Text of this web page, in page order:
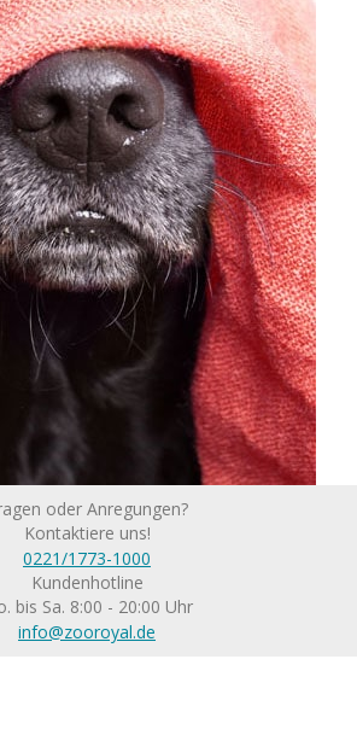
oder Anregungen?
Kontaktiere uns!
0221/1773-1000
Kundenhotline
bis Sa. 8:00 - 20:00 Uhr
info@zooroyal.de